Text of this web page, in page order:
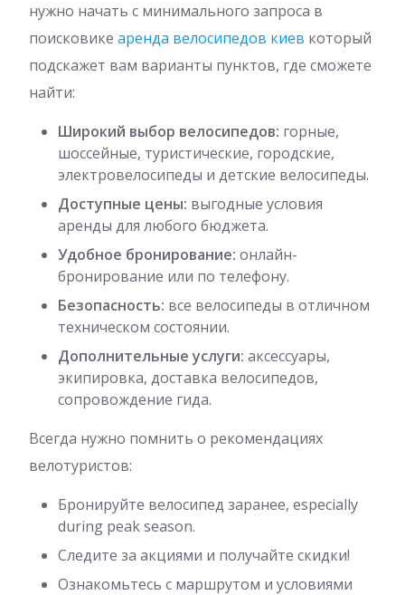
нужно начать с минимального запроса в
поисковике аренда велосипедов киев который
подскажет вам варианты пунктов, где сможете
найти:
Широкий выбор велосипедов: горные,
шоссейные, туристические, городские,
электровелосипеды и детские велосипеды.
Доступные цены: выгодные условия
аренды для любого бюджета.
Удобное бронирование: онлайн-
бронирование или по телефону.
Безопасность: все велосипеды в отличном
техническом состоянии.
Дополнительные услуги: аксессуары,
экипировка, доставка велосипедов,
сопровождение гида.
Всегда нужно помнить о рекомендациях
велотуристов:
Бронируйте велосипед заранее, especially
during peak season.
Следите за акциями и получайте скидки!
Ознакомьтесь с маршрутом и условиями